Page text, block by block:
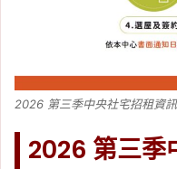
2026 第三季中央社宅招租資
2026 第三季